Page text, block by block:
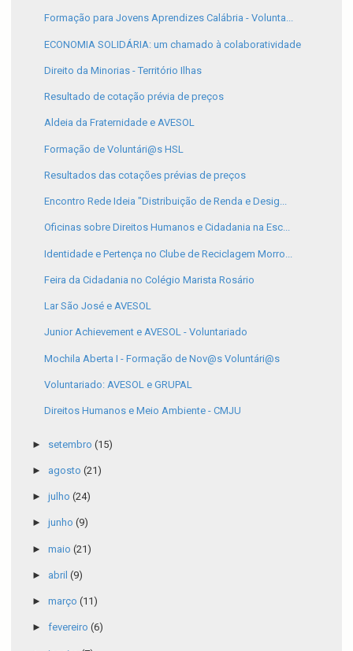
Formação para Jovens Aprendizes Calábria - Volunta...
ECONOMIA SOLIDÁRIA: um chamado à colaboratividade
Direito da Minorias - Território Ilhas
Resultado de cotação prévia de preços
Aldeia da Fraternidade e AVESOL
Formação de Voluntári@s HSL
Resultados das cotações prévias de preços
Encontro Rede Ideia "Distribuição de Renda e Desig...
Oficinas sobre Direitos Humanos e Cidadania na Esc...
Identidade e Pertença no Clube de Reciclagem Morro...
Feira da Cidadania no Colégio Marista Rosário
Lar São José e AVESOL
Junior Achievement e AVESOL - Voluntariado
Mochila Aberta I - Formação de Nov@s Voluntári@s
Voluntariado: AVESOL e GRUPAL
Direitos Humanos e Meio Ambiente - CMJU
► setembro (15)
► agosto (21)
► julho (24)
► junho (9)
► maio (21)
► abril (9)
► março (11)
► fevereiro (6)